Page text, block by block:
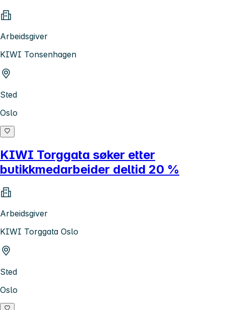
Arbeidsgiver
KIWI Tonsenhagen
Sted
Oslo
KIWI Torggata søker etter
butikkmedarbeider deltid 20 %
Arbeidsgiver
KIWI Torggata Oslo
Sted
Oslo